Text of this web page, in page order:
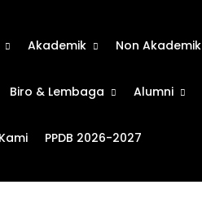
Akademik Non Akademik
Biro & Lembaga Alumni
PPDB 2026-2027